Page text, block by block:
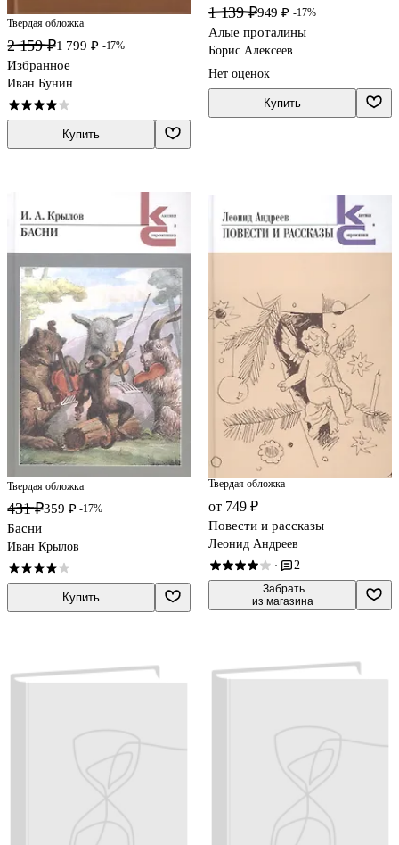
Твердая обложка
2 159 ₽1 799 ₽ -17%
Избранное
Иван Бунин
Купить
1 139 ₽949 ₽ -17%
Алые проталины
Борис Алексеев
Нет оценок
Купить
Твердая обложка
431 ₽359 ₽ -17%
Басни
Иван Крылов
Купить
Твердая обложка
от 749 ₽
Повести и рассказы
Леонид Андреев
· 2
Забрать
из магазина